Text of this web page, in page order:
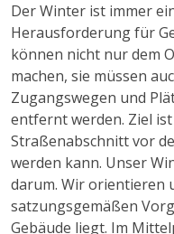
Der Winter ist immer
Herausforderung für
können nicht nur dem
machen, sie müssen
Zugangswegen und
entfernt werden. Ziel
Straßenabschnitt vor
werden kann. Unser
darum. Wir orientieren
satzungsgemäßen
Gebäude liegt. Im